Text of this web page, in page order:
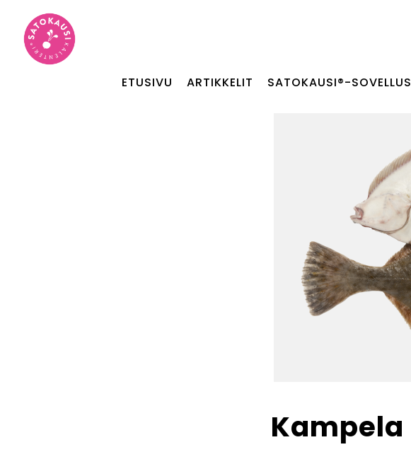
ETUSIVU ARTIKKELIT SATOKAUSI®-SOVELLUS
Kampela